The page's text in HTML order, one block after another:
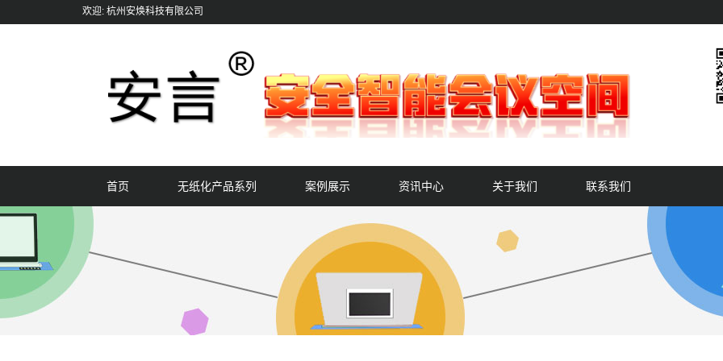
欢迎: 杭州安焕科技有限公司
首页 无纸化产品系列 案例展示 资讯中心 关于我们 联系我们